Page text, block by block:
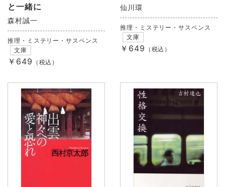
と一緒に
森村誠一
推理・ミステリー・サスペンス
文庫
￥649 （税込）
仙川環
推理・ミステリー・サスペンス
文庫
￥649 （税込）